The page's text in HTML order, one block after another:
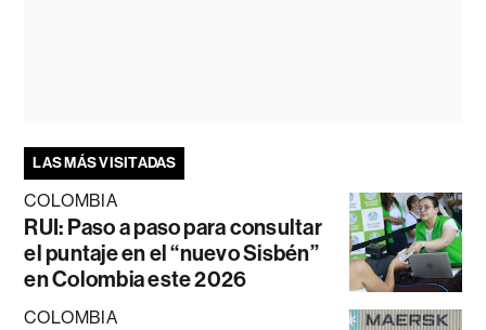
LAS MÁS VISITADAS
COLOMBIA
RUI: Paso a paso para consultar
el puntaje en el “nuevo Sisbén”
en Colombia este 2026
COLOMBIA